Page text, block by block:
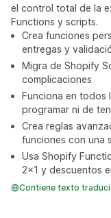
el control total de la
Functions y scripts.
Crea funciones
entregas y
Migra de Shopify
complicaciones
Funciona en todos
programar ni de
Crea reglas
funciones con una
Usa Shopify
2x1 y descuentos
Contiene texto